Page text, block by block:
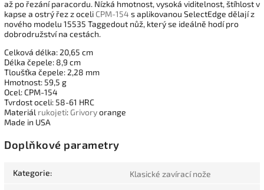
až po řezání paracordu. Nízká hmotnost, vysoká viditelnost, štíhlost v
kapse a ostrý řez z oceli CPM-154 s aplikovanou SelectEdge dělají z
nového modelu 15535 Taggedout nůž, který se ideálně hodí pro
dobrodružství na cestách.
Celková délka: 20,65 cm
Délka čepele: 8,9 cm
Tloušťka čepele: 2,28 mm
Hmotnost: 59,5 g
Ocel: CPM-154
Tvrdost oceli: 58-61 HRC
Materiál rukojeti: Grivoryorange
Made in USA
Doplňkové parametry
Kategorie: Klasické zavírací nože